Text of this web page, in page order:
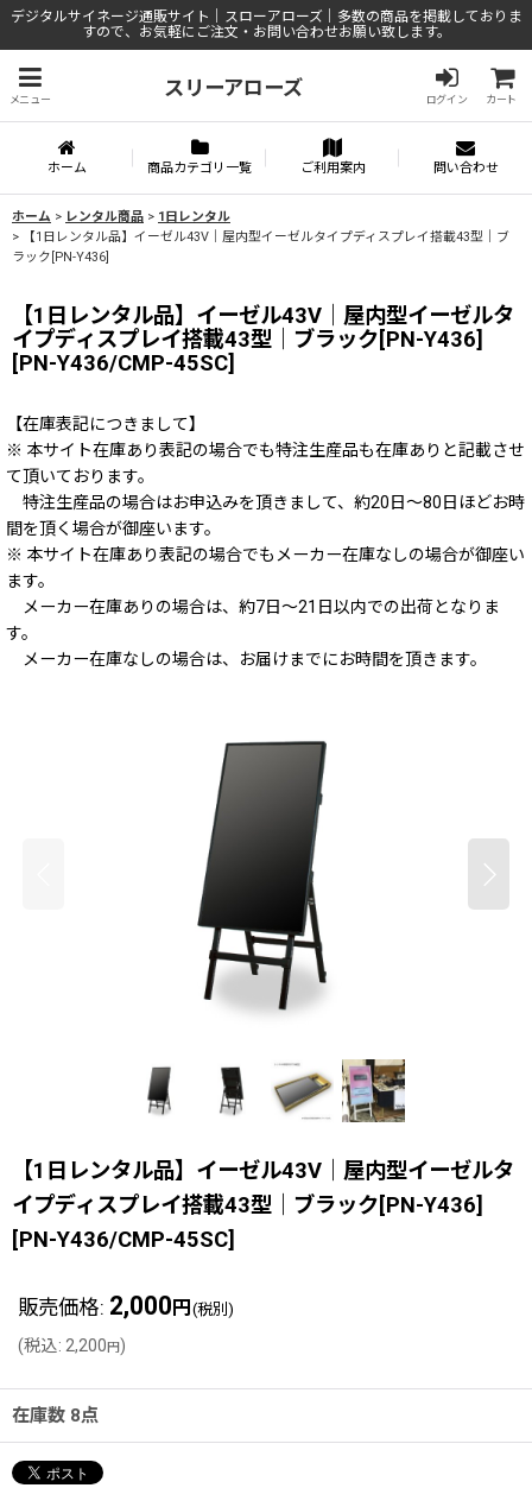
デジタルサイネージ通販サイト｜スローアローズ｜多数の商品を掲載しておりま
すので、お気軽にご注文・お問い合わせお願い致します。
メニュー
スリーアローズ
ログイン カート
ホーム 商品カテゴリ一覧 ご利用案内 問い合わせ
ホーム > レンタル商品 > 1日レンタル
>
【1日レンタル品】イーゼル43V｜屋内型イーゼルタイプディスプレイ搭載43型｜ブ
ラック[PN-Y436]
【1日レンタル品】イーゼル43V｜屋内型イーゼルタ
イプディスプレイ搭載43型｜ブラック[PN-Y436]
[PN-Y436/CMP-45SC]
【在庫表記につきまして】
※ 本サイト在庫あり表記の場合でも特注生産品も在庫ありと記載させ
て頂いております。
特注生産品の場合はお申込みを頂きまして、約20日～80日ほどお時
間を頂く場合が御座います。
※ 本サイト在庫あり表記の場合でもメーカー在庫なしの場合が御座い
ます。
メーカー在庫ありの場合は、約7日～21日以内での出荷となりま
す。
メーカー在庫なしの場合は、お届けまでにお時間を頂きます。
【1日レンタル品】イーゼル43V｜屋内型イーゼルタ
イプディスプレイ搭載43型｜ブラック[PN-Y436]
[PN-Y436/CMP-45SC]
販売価格: 2,000 円 (税別)
(税込: 2,200円)
在庫数 8点